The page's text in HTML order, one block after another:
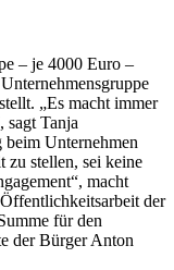
– je 4000 Euro –
„Es macht immer
sagt Tanja
Unternehmen
zu stellen, sei keine
macht
der
für den
der Bürger Anton